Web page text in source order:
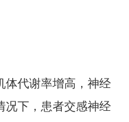
体代谢率增高，神经
况下，患者交感神经